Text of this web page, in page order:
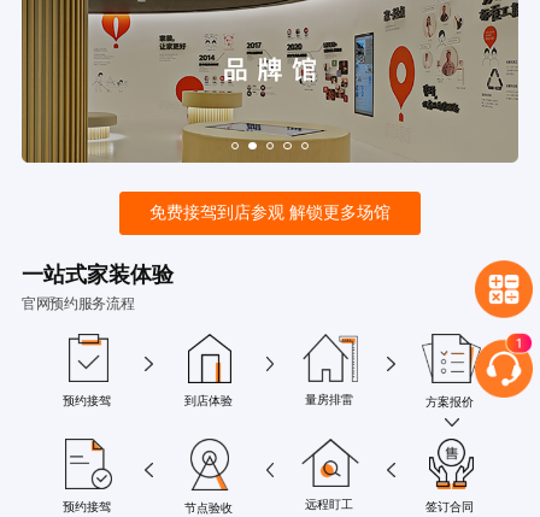
免费接驾到店参观 解锁更多场馆
一站式家装体验
官网预约服务流程
预约接驾 到店体验 量房排雷 方案报价
预约接驾 节点验收 远程盯工 签订合同